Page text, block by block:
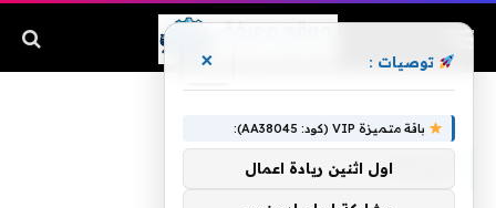
الزراعة
توصيات : ×
باقة متميزة VIP (كود: AA38045):
اول اثنين ريادة اعمال